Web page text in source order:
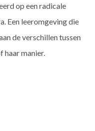
op een radicale
Een leeromgeving die
de verschillen tussen
haar manier.